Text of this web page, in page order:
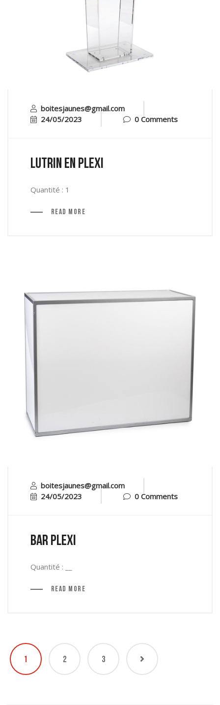
boitesjaunes@gmail.com
24/05/2023
0 Comments
Lutrin en plexi
Quantité : 1
Read More
boitesjaunes@gmail.com
24/05/2023
0 Comments
Bar plexi
Quantité : __
Read More
1 2 3